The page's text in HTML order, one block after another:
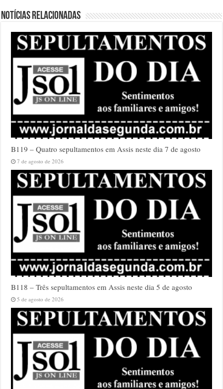
Notícias relacionadas
B119 – Quatro sepultamentos em Assis neste dia 7 de agosto
7 de agosto de 2026
B118 – Três sepultamentos em Assis neste dia 5 de agosto
5 de agosto de 2026